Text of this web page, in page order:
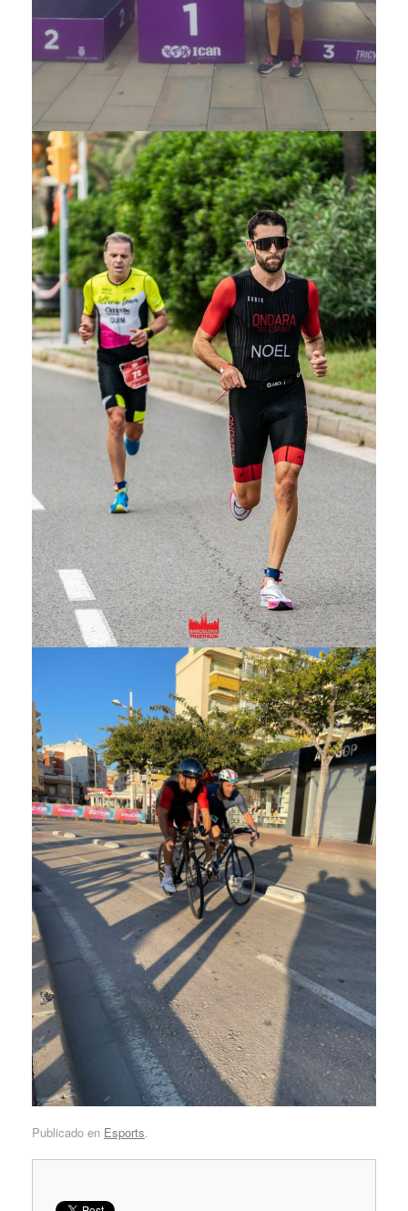
Publicado en Esports.